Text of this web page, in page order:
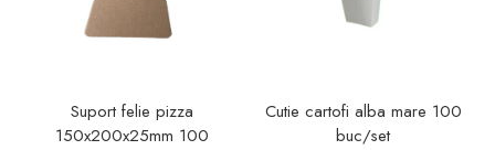
Suport felie pizza
150x200x25mm 100
Cutie cartofi alba mare 100
buc/set